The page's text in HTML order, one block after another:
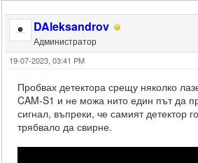
DAleksandrov
Администратор
19-07-2023, 03:41 PM
Пробвах детектора срещу няколко
CAM-S1 и не можа нито един път да
сигнал, въпреки, че самият детектор
трябвало да свирне.